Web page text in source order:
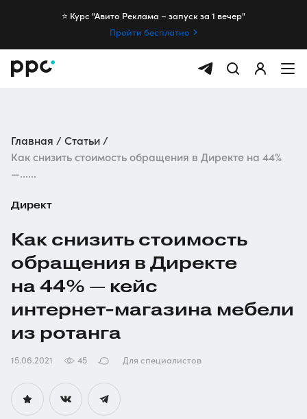
⭐️ Курс "Авито Реклама – запуск за 1 вечер"
Пройти бесплатно
Главная
Статьи
Как снизить стоимость обращения в Директе на 44%
—......
Директ
Как снизить стоимость
обращения в Директе
на 44% — кейс
интернет-магазина мебели
из ротанга
15.06.2021 45 Для специалистов